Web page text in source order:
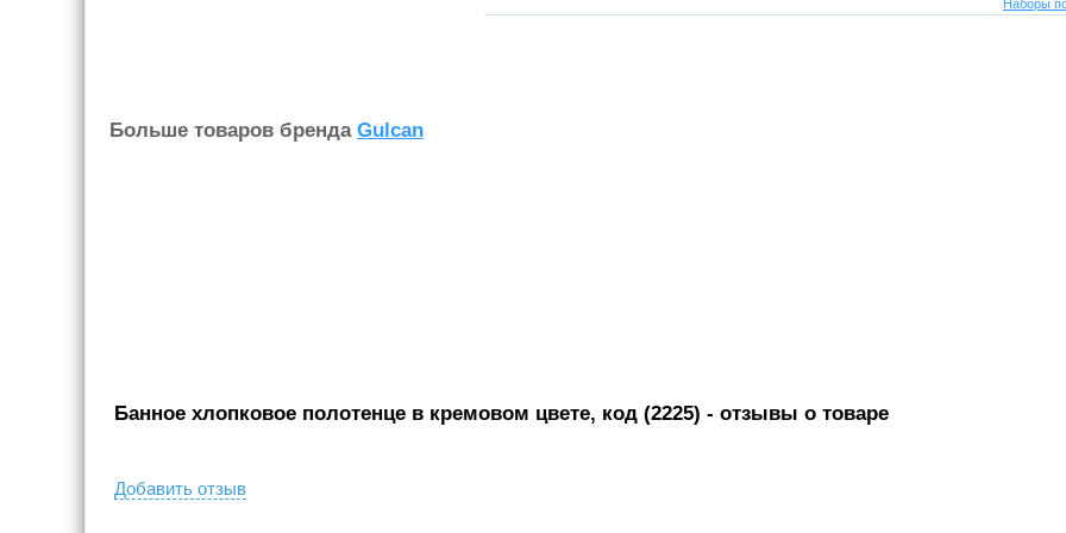
Наборы
Больше товаров бренда Gulcan
Банное хлопковое полотенце в кремовом цвете, код (2225) - отзывы о товаре
Добавить отзыв